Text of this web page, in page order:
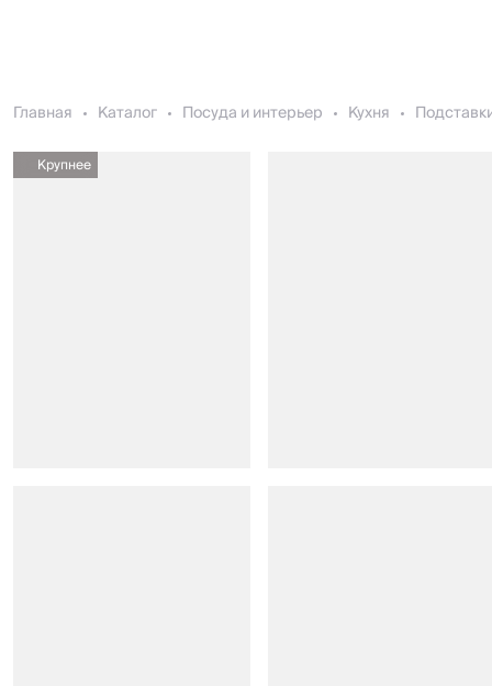
Главная Каталог Посуда и интерьер Кухня
Крупнее